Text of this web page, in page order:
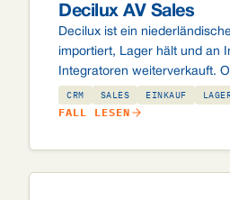
Decilux AV Sales
Decilux ist ein
importiert, Lager hält und an
Integratoren weiterverkauft.
Vertrieb, Lager, Einkauf und
das Team aus einem einzigen
CRM SALES EINKAUF
FALL LESEN